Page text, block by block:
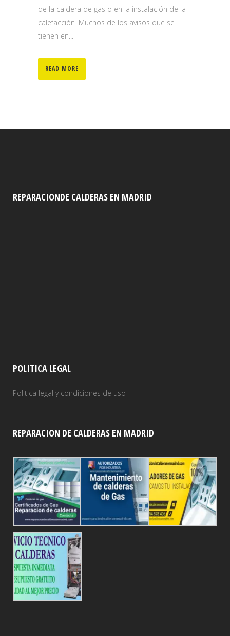
de la caldera de gas o en la instalación de la
calefacción .Muchos de los avisos que se
tienen en...
READ MORE
REPARACIONDE CALDERAS EN MADRID
POLITICA LEGAL
Politica legal y condiciones de uso
REPARACION DE CALDERAS EN MADRID